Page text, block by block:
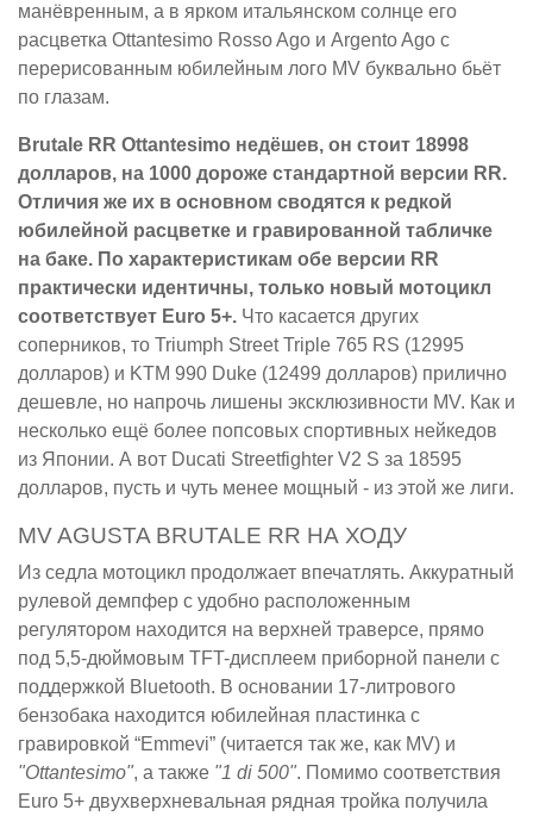
манёвренным, а в ярком итальянском солнце его
расцветка Ottantesimo Rosso Ago и Argento Ago с
перерисованным юбилейным лого MV буквально бьёт
по глазам.
Brutale RR Ottantesimo недёшев, он стоит 18998
долларов, на 1000 дороже стандартной версии RR.
Отличия же их в основном сводятся к редкой
юбилейной расцветке и гравированной табличке
на баке. По характеристикам обе версии RR
практически идентичны, только новый мотоцикл
соответствует Euro 5+. Что касается других
соперников, то Triumph Street Triple 765 RS (12995
долларов) и KTM 990 Duke (12499 долларов) прилично
дешевле, но напрочь лишены эксклюзивности MV. Как и
несколько ещё более попсовых спортивных нейкедов
из Японии. А вот Ducati Streetfighter V2 S за 18595
долларов, пусть и чуть менее мощный - из этой же лиги.
MV AGUSTA BRUTALE RR НА ХОДУ
Из седла мотоцикл продолжает впечатлять. Аккуратный
рулевой демпфер с удобно расположенным
регулятором находится на верхней траверсе, прямо
под 5,5-дюймовым TFT-дисплеем приборной панели с
поддержкой Bluetooth. В основании 17-литрового
бензобака находится юбилейная пластинка с
гравировкой “Emmevi” (читается так же, как MV) и
"Ottantesimo", а также "1 di 500". Помимо соответствия
Euro 5+ двухверхневальная рядная тройка получила